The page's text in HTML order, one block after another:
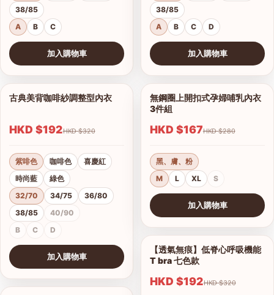
38/85
A
B C
加入購物車
1/19
查看圖片
古典美背咖啡紗調整型內衣
HKD $192 HKD $320
紫啡色 咖啡色
喜慶紅
時尚藍
綠色
32/70
34/75
36/80
38/85
40/90
B
C D
加入購物車
查看圖片
38/85
A
B C D
加入購物車
1/3
查看圖片
無鋼圈上開扣式孕婦哺乳內衣
3件組
HKD $167 HKD $280
黑、膚、粉
M
L XL S
加入購物車
1/28
查看圖片
【透氣無痕】低脊心呼吸機能
T bra 七色款
HKD $192 HKD $320